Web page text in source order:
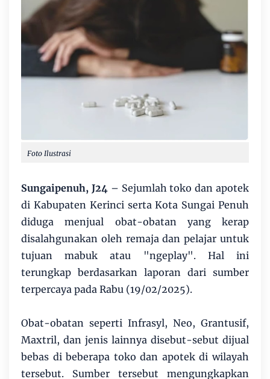
Foto Ilustrasi
Sungaipenuh, J24– Sejumlah toko dan apotek
di Kabupaten Kerinci serta Kota Sungai Penuh
diduga menjual obat-obatan yang kerap
disalahgunakan oleh remaja dan pelajar untuk
tujuan mabuk atau "ngeplay". Hal ini
terungkap berdasarkan laporan dari sumber
terpercaya pada Rabu (19/02/2025).
Obat-obatan seperti Infrasyl, Neo, Grantusif,
Maxtril, dan jenis lainnya disebut-sebut dijual
bebas di beberapa toko dan apotek di wilayah
tersebut. Sumber tersebut mengungkapkan